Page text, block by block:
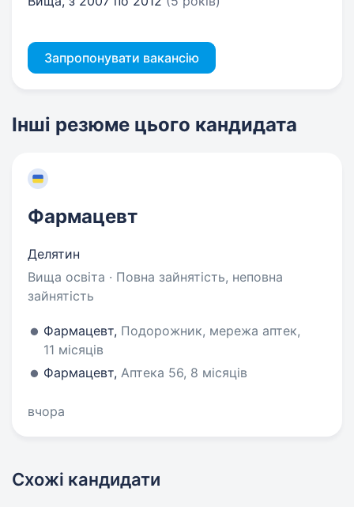
Запропонувати вакансію
Інші резюме цього кандидата
Фармацевт
Делятин
Вища освіта · Повна зайнятість, неповна
зайнятість
Фармацевт, Подорожник, мережа аптек,
11 місяців
Фармацевт, Аптека 56, 8 місяців
вчора
Схожі кандидати